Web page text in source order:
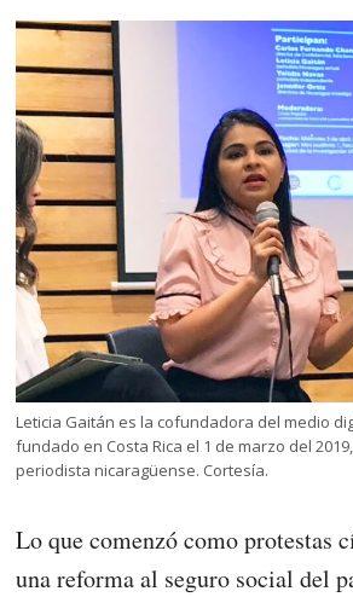
Leticia Gaitán es la cofundadora del medio
fundado en Costa Rica el 1 de marzo del
periodista nicaragüense. Cortesía.
Lo que comenzó como protestas
una reforma al seguro social del